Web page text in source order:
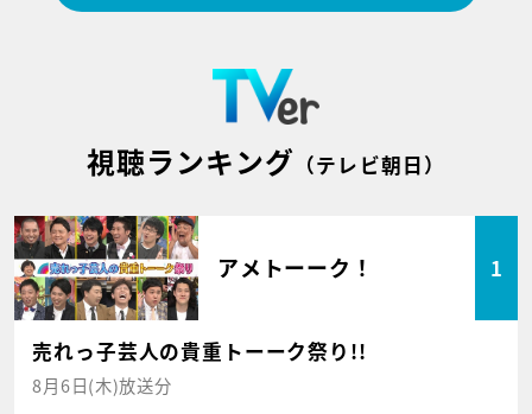
視聴ランキング （テレビ朝日）
アメトーーク！ 1
売れっ子芸人の貴重トーーク祭り!!
8月6日(木)放送分